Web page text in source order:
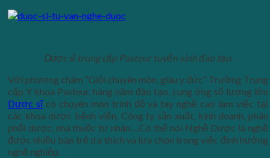
Dược sĩ trung cấp Pasteur tuyển sinh đào tạo.
Với phương châm “Giỏi chuyên môn, giàu y đức” Trường Trung
cấp Y khoa Pasteur, hàng năm đào tạo, cung ứng số lượng lớn
Dược sĩcó chuyên môn trình độ và tay nghề cao làm việc tại
các khoa dược bệnh viện, Công ty sản xuất, kinh doanh, phân
phối dược, nhà thuốc tư nhân….Có thể nói Nghề Dược là nghề
được nhiều bạn trẻ ưa thích và lựa chọn trong việc định hướng
nghề nghiệp.